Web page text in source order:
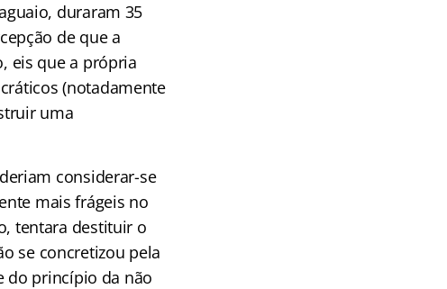
duraram 35
de que a
eis que a própria
(notadamente
uma
considerar-se
mais frágeis no
tentara destituir o
se concretizou pela
do princípio da não